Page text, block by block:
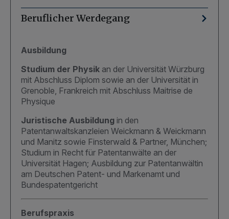
Beruflicher Werdegang
Ausbildung
Studium der Physik an der Universität Würzburg
mit Abschluss Diplom sowie an der Universität in
Grenoble, Frankreich mit Abschluss Maitrise de
Physique
Juristische Ausbildung in den
Patentanwaltskanzleien Weickmann & Weickmann
und Manitz sowie Finsterwald & Partner, München;
Studium in Recht für Patentanwälte an der
Universität Hagen; Ausbildung zur Patentanwältin
am Deutschen Patent- und Markenamt und
Bundespatentgericht
Berufspraxis